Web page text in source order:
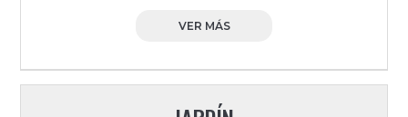
VER MÁS